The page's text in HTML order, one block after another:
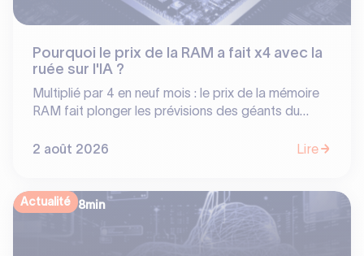
Pourquoi le prix de la RAM a fait x4 avec la
ruée sur l'IA ?
Multiplié par 4 en neuf mois : le prix de la mémoire
RAM fait plonger les prévisions des géants du
historiques à un oligopole de 3 constructeurs. En
transformé un composant banal en poule aux œufs
d'or. Analyse d'une bascule stratégique.
2 août 2026 Lire
Actualité 8min